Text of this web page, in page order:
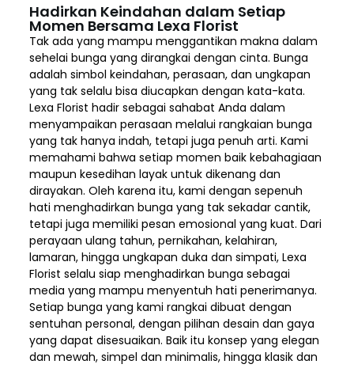
Hadirkan Keindahan dalam Setiap
Momen Bersama Lexa Florist
Tak ada yang mampu menggantikan makna dalam
sehelai bunga yang dirangkai dengan cinta. Bunga
adalah simbol keindahan, perasaan, dan ungkapan
yang tak selalu bisa diucapkan dengan kata-kata.
Lexa Florist hadir sebagai sahabat Anda dalam
menyampaikan perasaan melalui rangkaian bunga
yang tak hanya indah, tetapi juga penuh arti. Kami
memahami bahwa setiap momen baik kebahagiaan
maupun kesedihan layak untuk dikenang dan
dirayakan. Oleh karena itu, kami dengan sepenuh
hati menghadirkan bunga yang tak sekadar cantik,
tetapi juga memiliki pesan emosional yang kuat. Dari
perayaan ulang tahun, pernikahan, kelahiran,
lamaran, hingga ungkapan duka dan simpati, Lexa
Florist selalu siap menghadirkan bunga sebagai
media yang mampu menyentuh hati penerimanya.
Setiap bunga yang kami rangkai dibuat dengan
sentuhan personal, dengan pilihan desain dan gaya
yang dapat disesuaikan. Baik itu konsep yang elegan
dan mewah, simpel dan minimalis, hingga klasik dan